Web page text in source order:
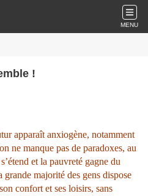
MENU
!
apparaît anxiogène, notamment
ne manque pas de paradoxes, au
et la pauvreté gagne du
majorité des gens dispose
confort et ses loisirs, sans